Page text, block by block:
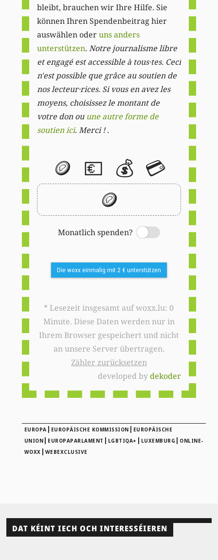
bleibt, brauchen wir Ihre Hilfe. Sie
können Ihren Spendenbeitrag hier
auswählen oderuns anders
unterstützen. Notre journalisme libre
et engagé est accessible à tous·tes. Ceci
n'est possible que grâce au soutien de
nos lecteur·rices. Si vous en avez les
moyens, choisissez le montant de
votre don ou une autre forme de
soutien ici. Merci ! .
🪙 💶 💰 💳
🪙
Monatlich spenden?
Switch
Die woxx einmalig mit 2 € unterstützen
* Lesezeit insgesamt auf woxx.lu: 0
Minute. Diese Daten werden nur in
Ihrem Browser gespeichert und nicht
an unsere Server übertragen.
Zähler zurücksetzen
developed bydekoder
EUROPA | EUROPÄISCHE KOMMISSION | EUROPÄISCHE
UNION | EUROPAPARLAMENT | LGBTIQA+ | LUXEMBURG | ONLINE-
WOXX | WEBEXCLUSIVE
DAT KÉINT IECH OCH INTERESSÉIEREN